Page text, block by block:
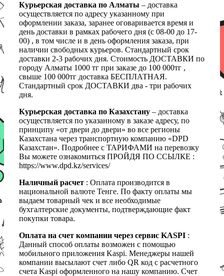
Курьерская доставка по Алматы – доставка
осуществляется по адресу указанному при
оформлении заказа, заранее оговаривается время и
день доставки в рамках рабочего дня (с 08-00 до 17-
00) , в том числе и в день оформления заказа, при
наличии свободных курьеров. Стандартный срок
доставки 2-3 рабочих дня. Стоимость ДОСТАВКИ по
городу Алматы 1000 тг при заказе до 100 000тг ,
свыше 100 000тг доставка БЕСПЛАТНАЯ.
Стандартный срок ДОСТАВКИ два - три рабочих
дня.
Курьерская доставка по Казахстану – доставка
осуществляется по указанному в заказе адресу, по
принципу «от двери до двери» во все регионы
Казахстана через транспортную компанию «DPD
Казахстан». Подробнее с ТАРИФАМИ на перевозку
Вы можете ознакомиться ПРОЙДЯ ПО ССЫЛКЕ :
https://www.dpd.kz/services/
Наличный расчет : Оплата производится в
национальной валюте Тенге. По факту оплаты мы
выдаем товарный чек и все необходимые
бухгалтерские документы, подтверждающие факт
покупки товара.
Оплата на счет компании через сервис KASPI :
Данный способ оплаты возможен с помощью
мобильного приложения Kaspi. Менеджеры нашей
компании высылают счет либо QR код с расчетного
счета Kaspi оформленного на нашу компанию. Счет